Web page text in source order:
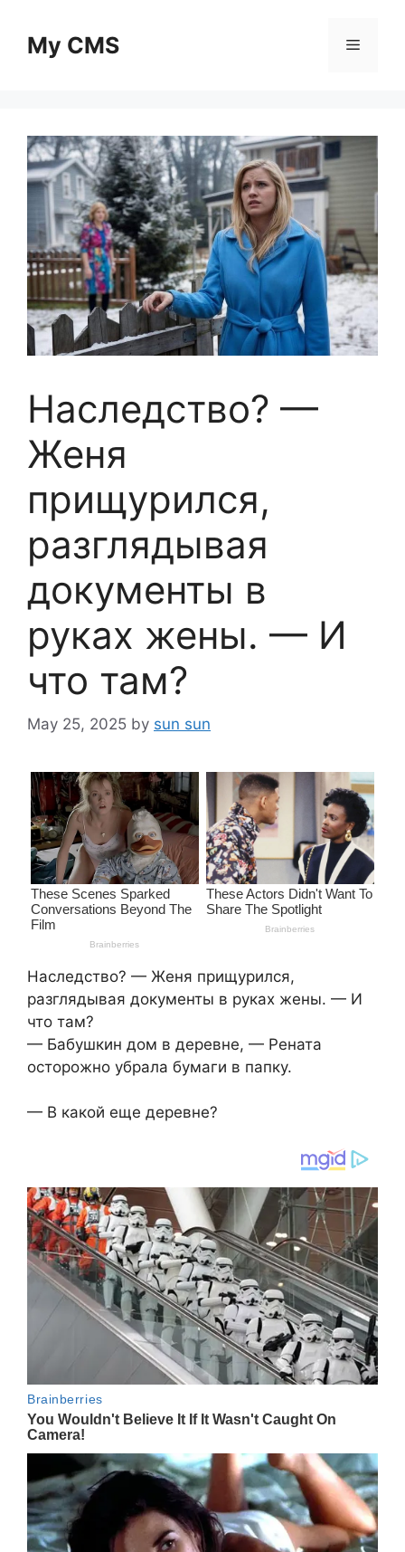
contentMy CMS Menu
Наследство? —
Женя
прищурился,
разглядывая
документы в
руках жены. — И
что там?
May 25, 2025 by sun sun
Наследство? — Женя прищурился,
разглядывая документы в руках жены. — И
что там?
— Бабушкин дом в деревне, — Рената
осторожно убрала бумаги в папку.
— В какой еще деревне?